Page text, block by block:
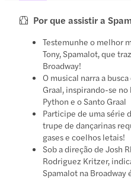
Por que assistir a
Testemunhe o melhor
Tony, Spamalot, que
Broadway!
O musical narra a
Graal, inspirando-se
Python e o Santo Graal
Participe de uma série
trupe de dançarinas
gases e coelhos letais!
Sob a direção de Josh
Rodriguez Kritzer,
Spamalot na